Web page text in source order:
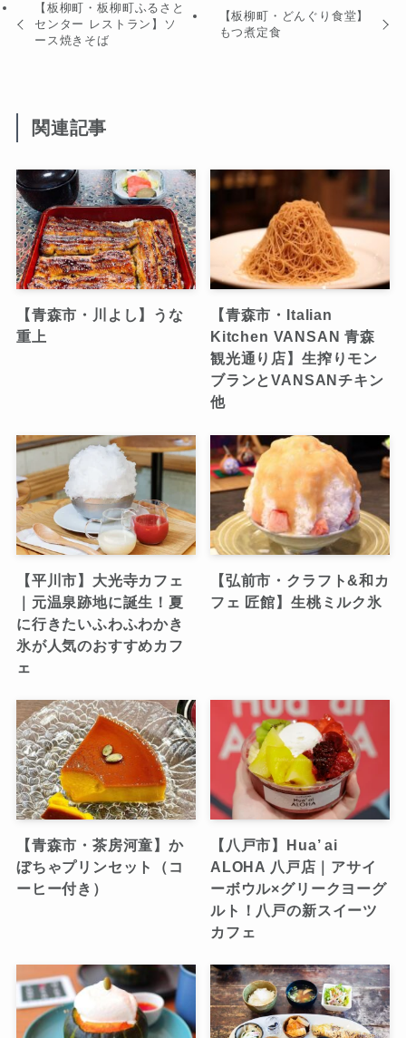
【板柳町・板柳町ふるさと
センター レストラン】ソ
ース焼きそば
【板柳町・どんぐり食堂】
もつ煮定食
関連記事
【青森市・川よし】うな
重上
【青森市・Italian
Kitchen VANSAN 青森
観光通り店】生搾りモン
ブランとVANSANチキン
他
【平川市】大光寺カフェ
｜元温泉跡地に誕生！夏
に行きたいふわふわかき
氷が人気のおすすめカフ
ェ
【弘前市・クラフト&和カ
フェ 匠館】生桃ミルク氷
【青森市・茶房河童】か
ぼちゃプリンセット（コ
ーヒー付き）
【八戸市】Hua’ ai
ALOHA 八戸店｜アサイ
ーボウル×グリークヨーグ
ルト！八戸の新スイーツ
カフェ